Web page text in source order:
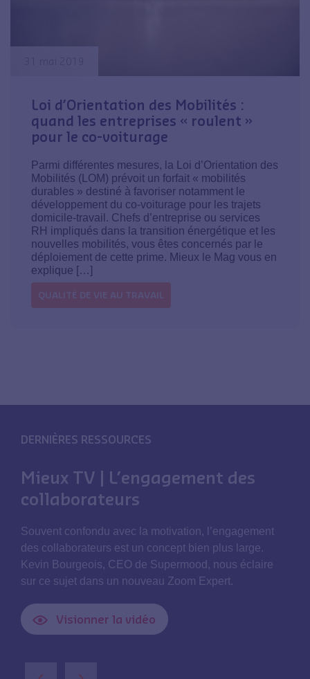
Loi d’Orientation des Mobilités :
quand les entreprises « roulent »
pour le co-voiturage
Parmi différentes mesures, la Loi d’Orientation des
Mobilités (LOM) prévoit un forfait « mobilités
durables » destiné à favoriser notamment le
développement du co-voiturage pour les trajets
domicile-travail. Chefs d’entreprise ou services
RH impliqués dans la transition énergétique et les
nouvelles mobilités, vous êtes concernés par le
déploiement de cette prime. Mieux le Mag vous en
explique […]
QUALITÉ DE VIE AU TRAVAIL
DERNIÈRES RESSOURCES
Mieux TV | L’engagement des
collaborateurs
Souvent confondu avec la motivation, l’engagement
des collaborateurs est un concept bien plus large.
Kevin Bourgeois, CEO de Supermood, nous éclaire
sur ce sujet dans un nouveau Zoom Expert.
Visionner la vidéo